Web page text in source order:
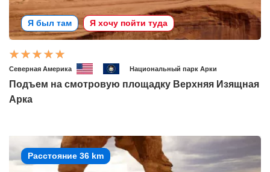
Я был там Я хочу пойти туда
Северная Америка Национальный парк Арки
Подъем на смотровую площадку Верхняя Изящная
Арка
Расстояние 36 km